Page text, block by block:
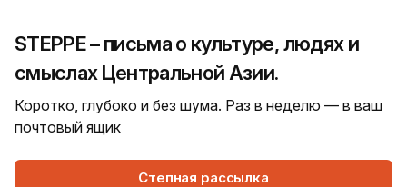
STEPPE – письма о культуре, людях и
смыслах Центральной Азии.
Коротко, глубоко и без шума. Раз в неделю — в ваш
почтовый ящик
Степная рассылка